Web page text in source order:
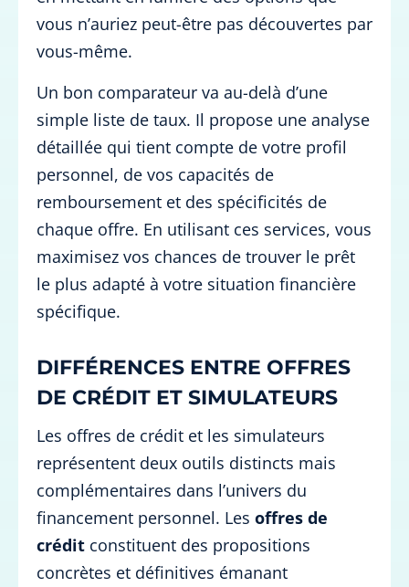
vous n’auriez peut-être pas découvertes par
vous-même.
Un bon comparateur va au-delà d’une
simple liste de taux. Il propose une analyse
détaillée qui tient compte de votre profil
personnel, de vos capacités de
remboursement et des spécificités de
chaque offre. En utilisant ces services, vous
maximisez vos chances de trouver le prêt
le plus adapté à votre situation financière
spécifique.
DIFFÉRENCES ENTRE OFFRES
DE CRÉDIT ET SIMULATEURS
Les offres de crédit et les simulateurs
représentent deux outils distincts mais
complémentaires dans l’univers du
financement personnel. Les offres de
crédit constituent des propositions
concrètes et définitives émanant